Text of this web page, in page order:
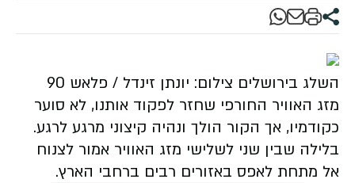
השלג בירושלים צילום: יונתן זינדל / פלאש 90
מזג האוויר החורפי שחזר לפקוד אותנו, לא סוער
כקודמיו, אך הקור הולך ונהיה קיצוני מרגע לרגע.
בלילה שבין שני לשלישי מזג האוויר אמור לצנוח
אל מתחת לאפס באזורים רבים ברחבי הארץ.